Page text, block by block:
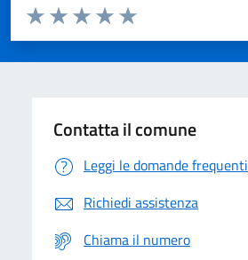
Domanda
Valuta da 1 a 5 stelle la pagina
Valuta 5 stelle su 5
Valuta 4 stelle su 5
Valuta 3 stelle su 5
Valuta 2 stelle su 5
Valuta 1 stelle su 5
Contatta il comune
Leggi le domande frequenti
Richiedi assistenza
Chiama il numero